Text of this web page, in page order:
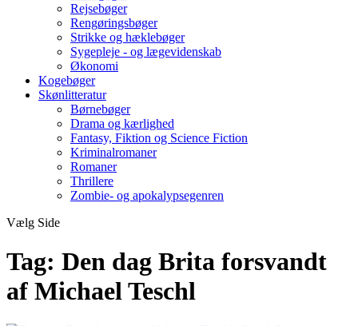
Rejsebøger
Rengøringsbøger
Strikke og hæklebøger
Sygepleje - og lægevidenskab
Økonomi
Kogebøger
Skønlitteratur
Børnebøger
Drama og kærlighed
Fantasy, Fiktion og Science Fiction
Kriminalromaner
Romaner
Thrillere
Zombie- og apokalypsegenren
Vælg Side
Tag: Den dag Brita forsvandt
af Michael Teschl